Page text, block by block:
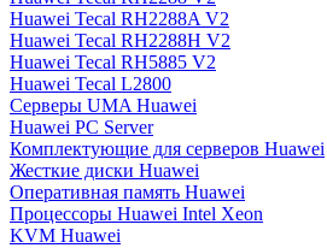
Huawei Tecal RH2288A V2
Huawei Tecal RH2288H V2
Huawei Tecal RH5885 V2
Huawei Tecal L2800
Серверы UMA Huawei
Huawei PC Server
Комплектующие для серверов Huawei
Жесткие диски Huawei
Оперативная память Huawei
Процессоры Huawei Intel Xeon
KVM Huawei